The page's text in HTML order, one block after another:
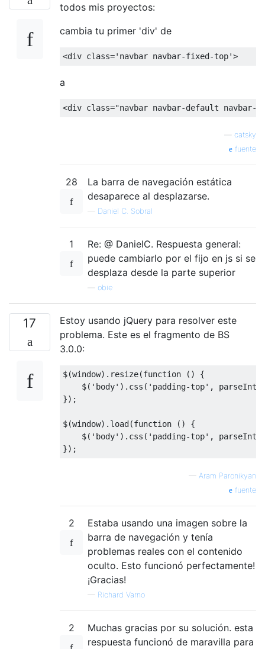
todos mis proyectos:
cambia tu primer 'div' de
<div class='navbar navbar-fixed-top'>
a
<div class="navbar navbar-default navbar-
catsky
fuente
28
La barra de navegación estática
desaparece al desplazarse.
— Daniel C. Sobral
1
Re: @ DanielC. Respuesta general:
puede cambiarlo por el fijo en js si se
desplaza desde la parte superior
obie
17
Estoy usando jQuery para resolver este
problema. Este es el fragmento de BS
3.0.0:
$(window). resize(function ()
{
    $
( 'body' ). css ( 'padding-top' , parseInt
});
$(window). load(function ()
{
    $
( 'body' ). css ( 'padding-top' , parseInt
});
— Aram Paronikyan
fuente
2
Estaba usando una imagen sobre la
barra de navegación y tenía
problemas reales con el contenido
oculto. Esto funcionó perfectamente!
¡Gracias!
— Richard Varno
2
Muchas gracias por su solución. esta
respuesta funcionó de maravilla para